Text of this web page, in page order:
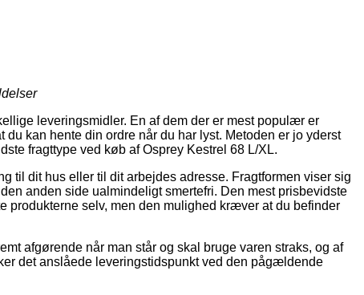
leveringsmidler. En af dem der er mest populær er
kan hente din ordre når du har lyst. Metoden er jo yderst
fragttype ved køb af Osprey Kestrel 68 L/XL.
til dit hus eller til dit arbejdes adresse. Fragtformen viser sig
anden side ualmindeligt smertefri. Den mest prisbevidste
produkterne selv, men den mulighed kræver at du befinder
afgørende når man står og skal bruge varen straks, og af
det anslåede leveringstidspunkt ved den pågældende